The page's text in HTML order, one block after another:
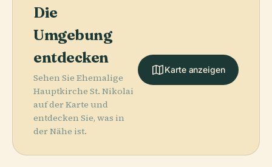
Die
Umgebung
entdecken
Sehen Sie Ehemalige
Hauptkirche St. Nikolai
auf der Karte und
entdecken Sie, was in
der Nähe ist.
Karte anzeigen